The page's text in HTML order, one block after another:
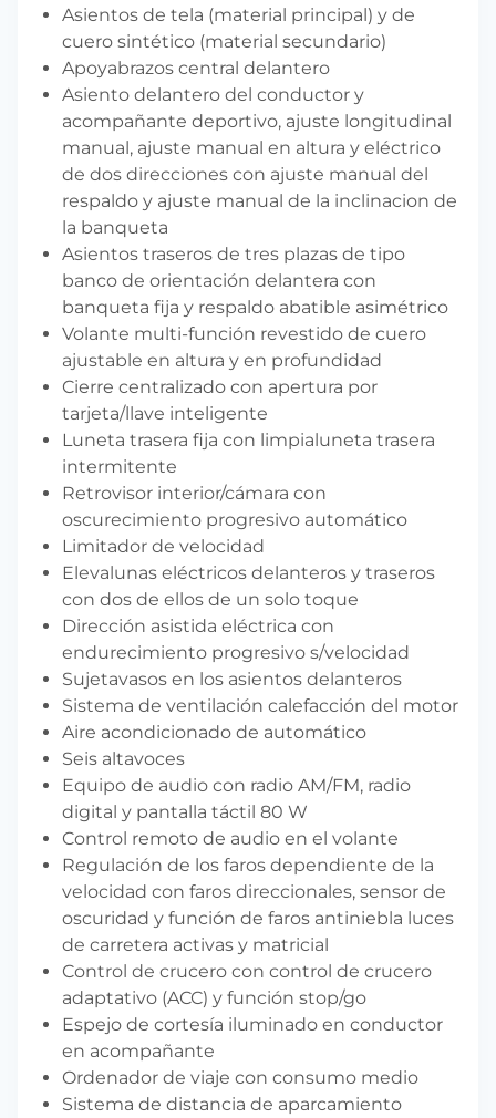
Asientos de tela (material principal) y de
cuero sintético (material secundario)
Apoyabrazos central delantero
Asiento delantero del conductor y
acompañante deportivo, ajuste longitudinal
manual, ajuste manual en altura y eléctrico
de dos direcciones con ajuste manual del
respaldo y ajuste manual de la inclinacion de
la banqueta
Asientos traseros de tres plazas de tipo
banco de orientación delantera con
banqueta fija y respaldo abatible asimétrico
Volante multi-función revestido de cuero
ajustable en altura y en profundidad
Cierre centralizado con apertura por
tarjeta/llave inteligente
Luneta trasera fija con limpialuneta trasera
intermitente
Retrovisor interior/cámara con
oscurecimiento progresivo automático
Limitador de velocidad
Elevalunas eléctricos delanteros y traseros
con dos de ellos de un solo toque
Dirección asistida eléctrica con
endurecimiento progresivo s/velocidad
Sujetavasos en los asientos delanteros
Sistema de ventilación calefacción del motor
Aire acondicionado de automático
Seis altavoces
Equipo de audio con radio AM/FM, radio
digital y pantalla táctil 80 W
Control remoto de audio en el volante
Regulación de los faros dependiente de la
velocidad con faros direccionales, sensor de
oscuridad y función de faros antiniebla luces
de carretera activas y matricial
Control de crucero con control de crucero
adaptativo (ACC) y función stop/go
Espejo de cortesía iluminado en conductor
en acompañante
Ordenador de viaje con consumo medio
Sistema de distancia de aparcamiento